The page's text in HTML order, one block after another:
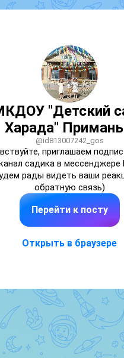
"Детский
Харада"
@id813007242_gos
приглашаем
садика в мессенджере
рады видеть ваши
обратную связь)
Перейти к посту
Открыть в браузере